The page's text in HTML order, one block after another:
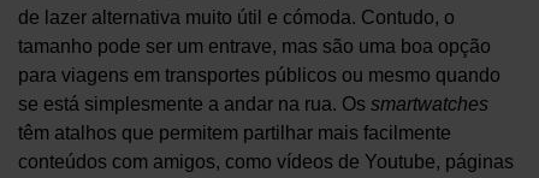
de lazer alternativa muito útil e cómoda. Contudo, o
tamanho pode ser um entrave, mas são uma boa opção
para viagens em transportes públicos ou mesmo quando
se está simplesmente a andar na rua. Os smartwatches
têm atalhos que permitem partilhar mais facilmente
conteúdos com amigos, como vídeos de Youtube, páginas